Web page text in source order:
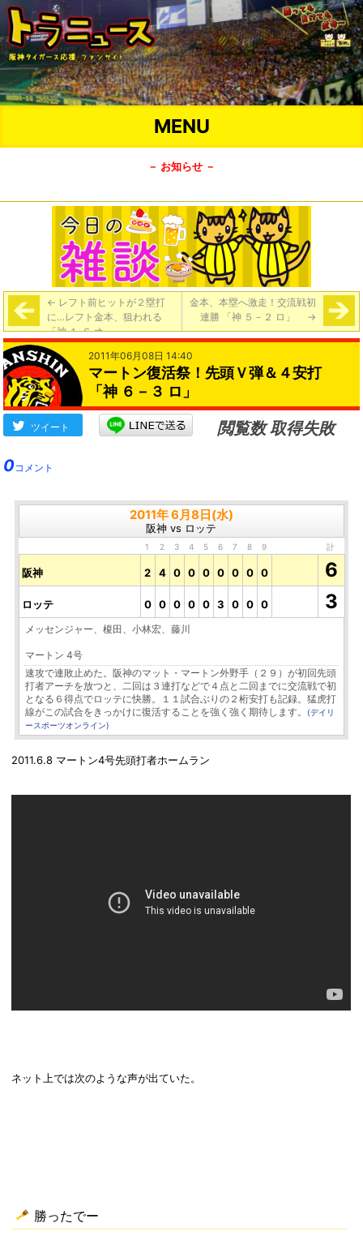
MENU
－ お知らせ －
← レフト前ヒットが２塁打
に…レフト金本、狙われる
「神 １‐６ オ」
金本、本塁へ激走！交流戦初
連勝 「神 ５－２ ロ」 →
2011年06月08日 14:40
マートン復活祭！先頭Ｖ弾＆４安打
「神 ６－３ ロ」
ツイート
閲覧数 取得失敗
0コメント
2011年 6月8日(水)
阪神 vs ロッテ
1 2 3 4 5 6 7 8 9 計
阪神 2 4 0 0 0 0 0 0 0 6
ロッテ 0 0 0 0 0 3 0 0 0 3
メッセンジャー、榎田、小林宏、藤川
マートン 4号
速攻で連敗止めた。阪神のマット・マートン外野手（２９）が初回先頭
打者アーチを放つと、二回は３連打などで４点と二回までに交流戦で初
となる６得点でロッテに快勝。１１試合ぶりの２桁安打も記録。猛虎打
線がこの試合をきっかけに復活することを強く強く期待します。
(デイリ
ースポーツオンライン)
2011.6.8 マートン4号先頭打者ホームラン
ネット上では次のような声が出ていた。
勝ったでー